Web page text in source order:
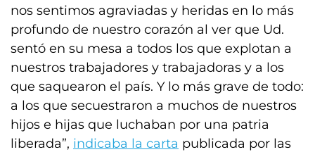
nos sentimos agraviadas y heridas en lo más
profundo de nuestro corazón al ver que Ud.
sentó en su mesa a todos los que explotan a
nuestros trabajadores y trabajadoras y a los
que saquearon el país. Y lo más grave de todo:
a los que secuestraron a muchos de nuestros
hijos e hijas que luchaban por una patria
liberada”, indicaba la carta publicada por las